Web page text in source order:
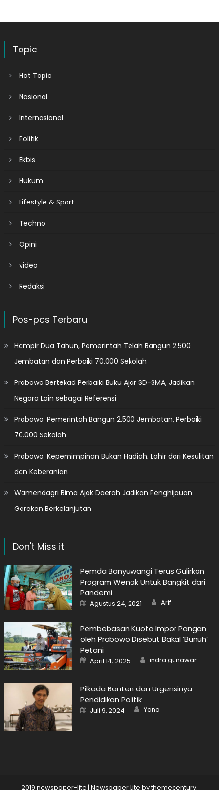
Topic
Hot Topic
Nasional
Internasional
Politik
Ekbis
Hukum
Lifestyle & Sport
Techno
Opini
video
Redaksi
Pos-pos Terbaru
Hampir Dua Tahun, Pemerintah Telah Bangun 2.500
Jembatan dan Perbaiki 70.000 Sekolah
Prabowo Bertekad Perbaiki Buku Ajar SD-SMA, Jadikan
Negara Lain sebagai Referensi
Prabowo: Pemerintah Bangun 2.500 Jembatan, Perbaiki
70.000 Sekolah
Prabowo: Kepemimpinan Bukan Hadiah, Lahir dari Kesulitan
dan Keberanian
Wamendagri Bima Ajak Daerah Jadikan Penghijauan
Gerakan Berkelanjutan
Don't Miss it
Pemda Banyuwangi Terus Gulirkan
Program Wenak Untuk Bangkit dari
Pandemi
Posted
on
Agustus 24, 2021 Author
Arif
Pembebasan Kuota Impor Pangan
oleh Prabowo Disebut Bakal ‘Bunuh’
Petani
Posted
on
April 14, 2025 Author
indra gunawan
Pilkada Banten dan Urgensinya
Pendidikan Politik
Posted
on
Juli 9, 2024 Author
Yana
2019 newspaper-lite | Newspaper Lite bythemecentury.